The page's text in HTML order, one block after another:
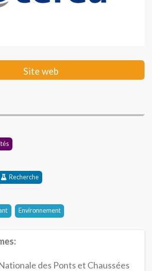
Site web
Recherche
Environnement
des Ponts et Chaussées